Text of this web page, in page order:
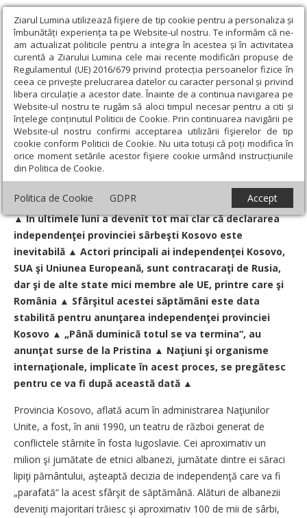
Ziarul Lumina utilizează fişiere de tip cookie pentru a personaliza și
îmbunătăți experiența ta pe Website-ul nostru. Te informăm că ne-
am actualizat politicile pentru a integra în acestea și în activitatea
curentă a Ziarului Lumina cele mai recente modificări propuse de
Regulamentul (UE) 2016/679 privind protecția persoanelor fizice în
ceea ce privește prelucrarea datelor cu caracter personal și privind
libera circulație a acestor date. Înainte de a continua navigarea pe
Website-ul nostru te rugăm să aloci timpul necesar pentru a citi și
înțelege conținutul Politicii de Cookie. Prin continuarea navigării pe
Website-ul nostru confirmi acceptarea utilizării fişierelor de tip
cookie conform Politicii de Cookie. Nu uita totuși că poți modifica în
orice moment setările acestor fişiere cookie urmând instrucțiunile
din Politica de Cookie.
Politica de Cookie GDPR Accept
Ziarul Lumina › Societate › Actualitate socială › „Până duminică
totul se va termina“
„Până duminică totul se va termina“
Un articol de:Oana Nistor -14 Feb 2008
▲ În ultimele luni a devenit tot mai clar că declararea
independenţei provinciei sârbeşti Kosovo este
inevitabilă ▲ Actori principali ai independenţei Kosovo,
SUA şi Uniunea Europeană, sunt contracaraţi de Rusia,
dar şi de alte state mici membre ale UE, printre care şi
România ▲ Sfârşitul acestei săptămâni este data
stabilită pentru anunţarea independenţei provinciei
Kosovo ▲ „Până duminică totul se va termina“, au
anunţat surse de la Pristina ▲ Naţiuni şi organisme
internaţionale, implicate în acest proces, se pregătesc
pentru ce va fi după această dată ▲
Provincia Kosovo, aflată acum în administrarea Naţiunilor
Unite, a fost, în anii 1990, un teatru de război generat de
conflictele stârnite în fosta Iugoslavie. Cei aproximativ un
milion şi jumătate de etnici albanezi, jumătate dintre ei săraci
lipiţi pământului, aşteaptă decizia de independenţă care va fi
„parafată“ la acest sfârşit de săptămână. Alături de albanezii
deveniţi majoritari trăiesc şi aproximativ 100 de mii de sârbi,